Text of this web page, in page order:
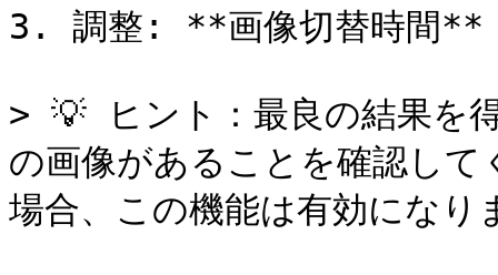
3. 調整: **画像切替時間**
> 💡 ヒント：最良の結果を
の画像があることを確認し
場合、この機能は有効になり